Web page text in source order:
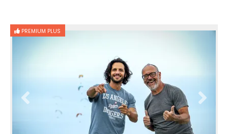
PREMIUM PLUS